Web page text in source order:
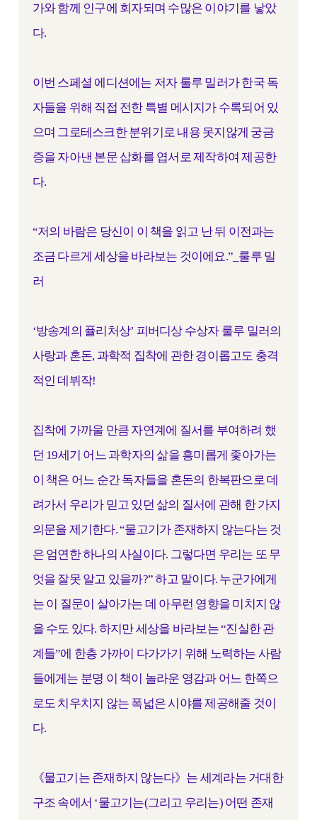
가와 함께 인구에 회자되며 수많은 이야기를 낳았
다.
이번 스페셜 에디션에는 저자 룰루 밀러가 한국 독
자들을 위해 직접 전한 특별 메시지가 수록되어 있
으며 그로테스크한 분위기로 내용 못지않게 궁금
증을 자아낸 본문 삽화를 엽서로 제작하여 제공한
다.
“저의 바람은 당신이 이 책을 읽고 난 뒤 이전과는
조금 다르게 세상을 바라보는 것이에요.”_룰루 밀
러
‘방송계의 퓰리처상’ 피버디상 수상자 룰루 밀러의
사랑과 혼돈, 과학적 집착에 관한 경이롭고도 충격
적인 데뷔작!
집착에 가까울 만큼 자연계에 질서를 부여하려 했
던 19세기 어느 과학자의 삶을 흥미롭게 좇아가는
이 책은 어느 순간 독자들을 혼돈의 한복판으로 데
려가서 우리가 믿고 있던 삶의 질서에 관해 한 가지
의문을 제기한다. “물고기가 존재하지 않는다는 것
은 엄연한 하나의 사실이다. 그렇다면 우리는 또 무
엇을 잘못 알고 있을까?” 하고 말이다. 누군가에게
는 이 질문이 살아가는 데 아무런 영향을 미치지 않
을 수도 있다. 하지만 세상을 바라보는 “진실한 관
계들”에 한층 가까이 다가가기 위해 노력하는 사람
들에게는 분명 이 책이 놀라운 영감과 어느 한쪽으
로도 치우치지 않는 폭넓은 시야를 제공해줄 것이
다.
《물고기는 존재하지 않는다》는 세계라는 거대한
구조 속에서 ‘물고기는(그리고 우리는) 어떤 존재